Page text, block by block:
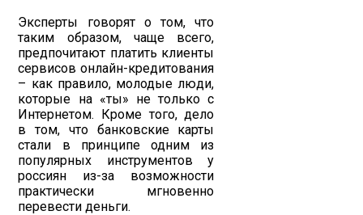
Эксперты говорят о том, что
таким образом, чаще всего,
предпочитают платить клиенты
сервисов онлайн-кредитования
– как правило, молодые люди,
которые на «ты» не только с
Интернетом. Кроме того, дело
в том, что банковские карты
стали в принципе одним из
популярных инструментов у
россиян из-за возможности
практически мгновенно
перевести деньги.